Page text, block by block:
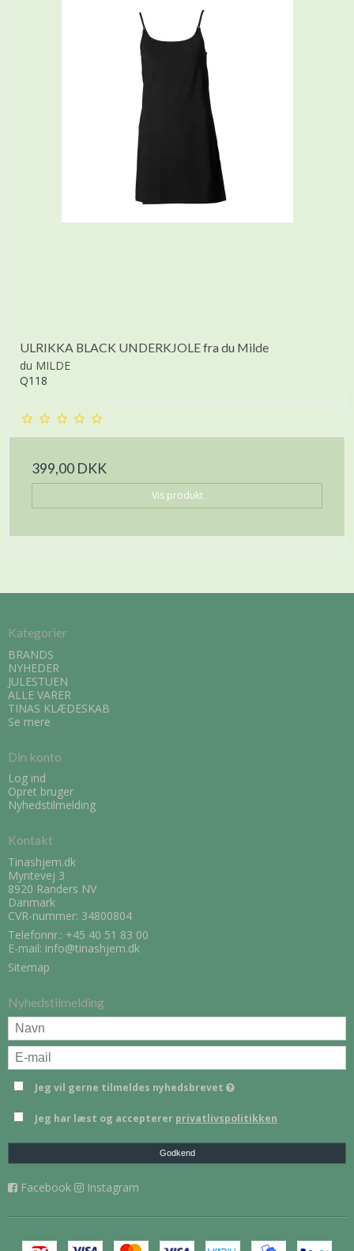
ULRIKKA BLACK UNDERKJOLE fra du Milde
du MILDE
Q118
399,00 DKK
Vis produkt
Kategorier
BRANDS
NYHEDER
JULESTUEN
ALLE VARER
TINAS KLÆDESKAB
Se mere
Din konto
Log ind
Opret bruger
Nyhedstilmelding
Kontakt
Tinashjem.dk
Myntevej 3
8920 Randers NV
Danmark
CVR-nummer: 34800804
Telefonnr.: +45 40 51 83 00
E-mail: info@tinashjem.dk
Sitemap
Nyhedstilmelding
Jeg vil gerne tilmeldes nyhedsbrevet
Jeg har læst og accepterer privatlivspolitikken
Godkend
Facebook Instagram